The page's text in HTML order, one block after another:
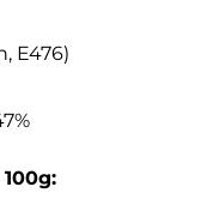
E476)